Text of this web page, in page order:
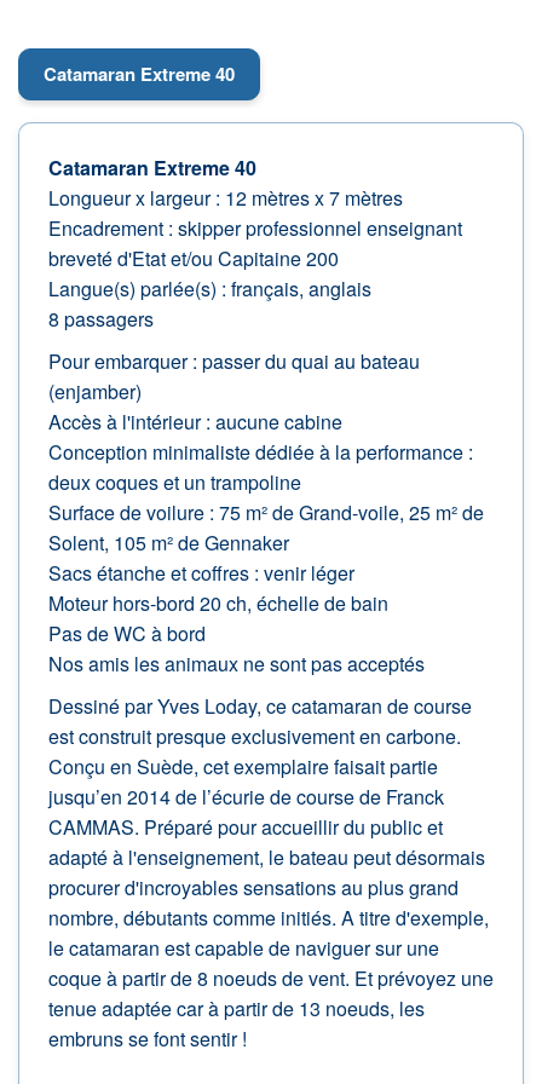
Catamaran Extreme 40
Catamaran Extreme 40
Longueur x largeur : 12 mètres x 7 mètres
Encadrement : skipper professionnel enseignant
breveté d'Etat et/ou Capitaine 200
Langue(s) parlée(s) : français, anglais
8 passagers
Pour embarquer : passer du quai au bateau
(enjamber)
Accès à l'intérieur : aucune cabine
Conception minimaliste dédiée à la performance :
deux coques et un trampoline
Surface de voilure : 75 m² de Grand-voile, 25 m² de
Solent, 105 m² de Gennaker
Sacs étanche et coffres : venir léger
Moteur hors-bord 20 ch, échelle de bain
Pas de WC à bord
Nos amis les animaux ne sont pas acceptés
Dessiné par Yves Loday, ce catamaran de course
est construit presque exclusivement en carbone.
Conçu en Suède, cet exemplaire faisait partie
jusqu’en 2014 de l’écurie de course de Franck
CAMMAS. Préparé pour accueillir du public et
adapté à l'enseignement, le bateau peut désormais
procurer d'incroyables sensations au plus grand
nombre, débutants comme initiés. A titre d'exemple,
le catamaran est capable de naviguer sur une
coque à partir de 8 noeuds de vent. Et prévoyez une
tenue adaptée car à partir de 13 noeuds, les
embruns se font sentir !